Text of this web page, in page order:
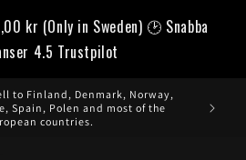
kr (Only in Sweden) 🕑 Snabba
4.5 Trustpilot
to Finland, Denmark, Norway,
Spain, Polen and most of the
countries.